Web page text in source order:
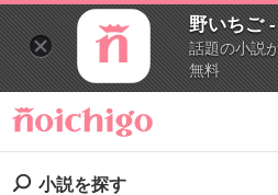
野いちご
話題の小説
無料
小説を探す